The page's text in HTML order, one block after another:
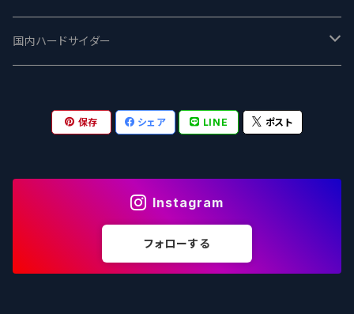
志賀高原ビール - SIGAKOGEN
箕面ビール - MINOH BEER
サンクトガーレン - Sankt Gallen
ウェストコーストブルーイング -WCB
FirestoneWalker ファイアストーン
Mikkeller ミッケラー
Hop Nation ホップネーション
Brewski ブリュースキー
The Flying Inn / ザ フライイング イン
Lambiek Fabriek - ファブリーク
Marble / マーブル
Buxton - バクストン
TAIHU - タイフー
Behemoth - ベヒーモス
CO-CONSPIRATORS コ・コンスピレーターズ
Deep Creek Brewing Co.
8 Wired エイトワイアード
Isthmus イスムス
Westbrook ウェストブルック
Strathcona ストラスコナ
ODIN BREWING オディン
Electric Bicycle エレクトリックバイシクル
Karmeliten カーメリテン
Früh フリュー
Plank プランク
Tucher トゥーハー
国内ハードサイダー
保存 シェア LINE ポスト
Instagram
フォローする